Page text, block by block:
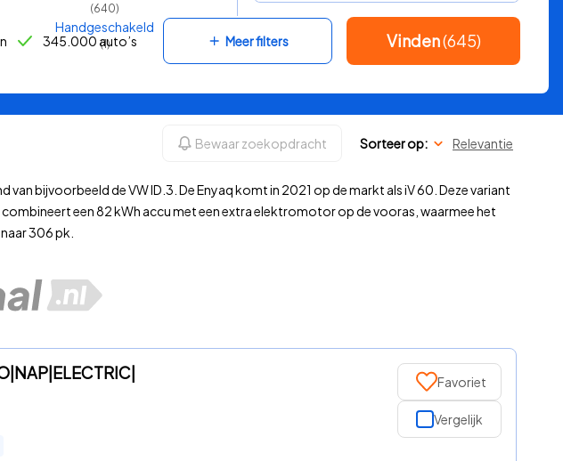
(640)
Handgeschakeld
(1) Meer filters Vinden(645)
345.000 auto’s
Bewaar zoekopdracht Sorteer op: Relevantie
bijvoorbeeld de VW ID.3. De Enyaq komt in 2021 op de markt als iV 60. Deze variant
een 82 kWh accu met een extra elektromotor op de vooras, waarmee het
306 pk.
Favoriet
Vergelijk